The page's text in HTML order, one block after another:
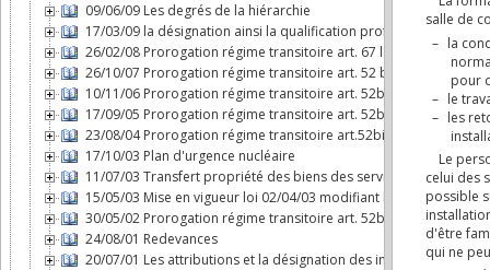
09/06/09 Les degrés de la hiérarchie
17/03/09 la désignation ainsi la qualification professionnelle de
26/02/08 Prorogation régime transitoire art. 67 loi AFCN
26/10/07 Prorogation régime transitoire art. 52 bis loi AFCN
10/11/06 Prorogation régime transitoire art. 52bis loi AFCN
17/09/05 Prorogation régime transitoire art. 52bis loi AFCN
23/08/04 Prorogation régime transitoire art.52bis loi AFCN
17/10/03 Plan d'urgence nucléaire
11/07/03 Transfert propriété des biens des services nucléaires à
15/05/03 Mise en vigueur loi 02/04/03 modifiant loi AFCN
30/05/02 Prorogation régime transitoire art. 52bis loi AFCN
24/08/01 Redevances
20/07/01 Les attributions et la désignation des inspecteurs